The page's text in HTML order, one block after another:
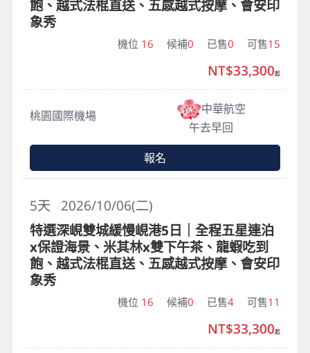
飽、越式法棍直送、五感越式按摩、會安印
象秀
機位 16 候補0 已售0 可售15
桃園國際機場
中華航空
午去早回
NT$33,300起
報名
2026/10/06(二)
5天
特選深峴雙城緩慢峴港5日｜全程五星連泊
x保證海景、米其林x雙下午茶、龍蝦吃到
飽、越式法棍直送、五感越式按摩、會安印
象秀
機位 16 候補0 已售4 可售11
NT$33,300起